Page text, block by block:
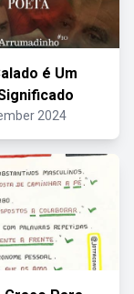
é Um
2024